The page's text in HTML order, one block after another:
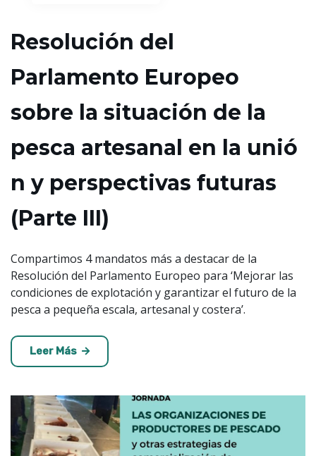
Resolució​n del
Parlamento Europeo
sobre la situación de la
pesca artesanal en la unió​
n y perspectivas futuras
(Parte III)
Compartimos 4 mandatos más a destacar de la
Resolución del Parlamento Europeo para ‘Mejorar las
condiciones de explotación y garantizar el futuro de la
pesca a pequeña escala, artesanal y costera’.
Leer Más